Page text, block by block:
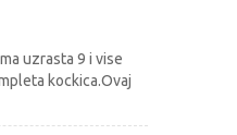
uzrasta 9 i vise
kockica.Ovaj